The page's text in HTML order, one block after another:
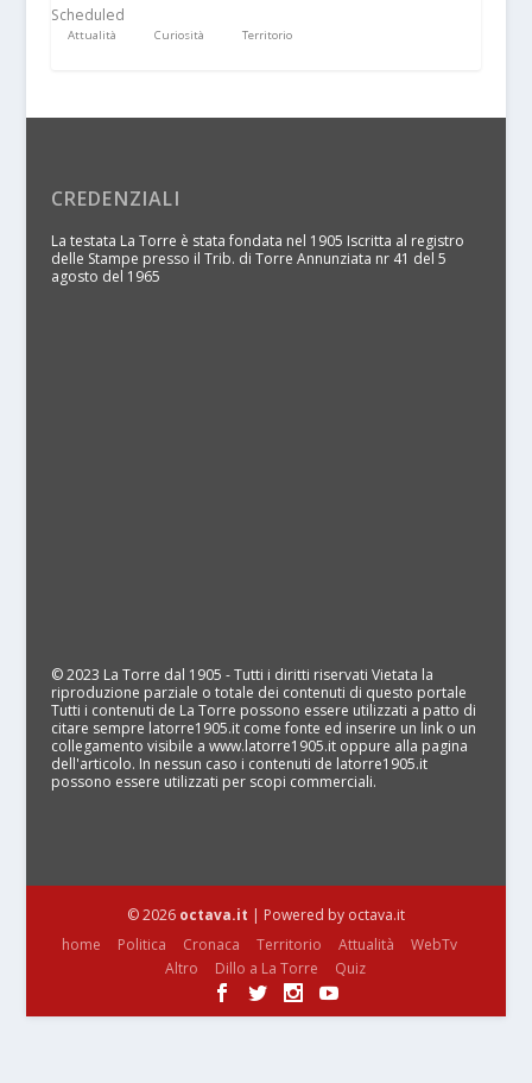
Scheduled
Attualità Curiosità Territorio
CREDENZIALI
La testata La Torre è stata fondata nel 1905 Iscritta al registro
delle Stampe presso il Trib. di Torre Annunziata nr 41 del 5
agosto del 1965
© 2023 La Torre dal 1905 - Tutti i diritti riservati Vietata la
riproduzione parziale o totale dei contenuti di questo portale
Tutti i contenuti de La Torre possono essere utilizzati a patto di
citare sempre latorre1905.it come fonte ed inserire un link o un
collegamento visibile a www.latorre1905.it oppure alla pagina
dell'articolo. In nessun caso i contenuti de latorre1905.it
possono essere utilizzati per scopi commerciali.
© 2026 octava.it | Powered by octava.it
home
Politica Cronaca Territorio Attualità
WebTv
Altro
Dillo a La Torre Quiz